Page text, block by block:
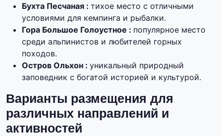
Бухта Песчаная : тихое место с отличными
условиями для кемпинга и рыбалки.
Гора Большое Голоустное : популярное место
среди альпинистов и любителей горных
походов.
Остров Ольхон : уникальный природный
заповедник с богатой историей и культурой.
Варианты размещения для
различных направлений и
активностей